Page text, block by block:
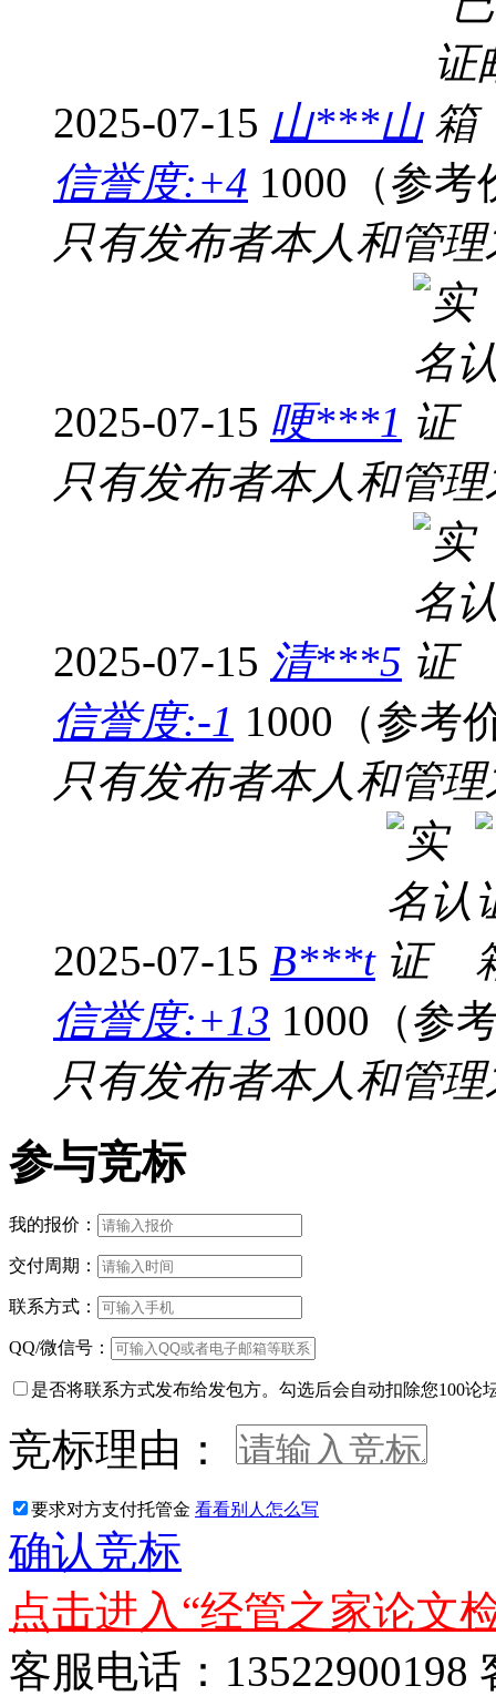
2025-07-15 山***山
信誉度:+4 1000（参考
只有发布者本人和管
2025-07-15 哽***1
只有发布者本人和管
2025-07-15 清***5
信誉度:-1 1000（参考
只有发布者本人和管
2025-07-15 B***t
信誉度:+13 1000（参
只有发布者本人和管
参与竞标
我的报价：
交付周期：
联系方式：
QQ/微信号：
是否将联系方式发布给发包方。勾选后会自动扣除您100论
竞标理由：
要求对方支付托管金 看看别人怎么写
确认竞标
点击进入“经管之家论文
客服电话：13522900198